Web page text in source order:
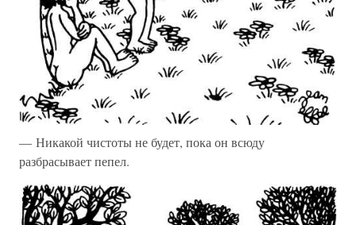
— Никакой чистоты не будет, пока он всюду
разбрасывает пепел.